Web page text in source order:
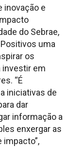
inovação e
do Sebrae,
uma
os
investir em
“É
iniciativas de
dar
informação a
enxergar as